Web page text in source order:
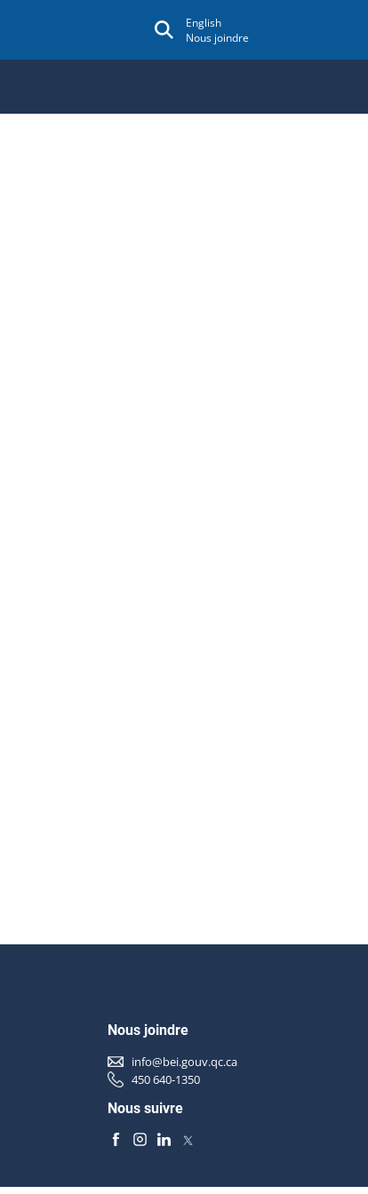
English
Nous joindre
Nous joindre
info@bei.gouv.qc.ca
450 640-1350
Nous suivre